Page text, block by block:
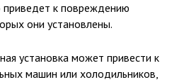
приведет к повреждению
они установлены.
установка может привести к
машин или холодильников,